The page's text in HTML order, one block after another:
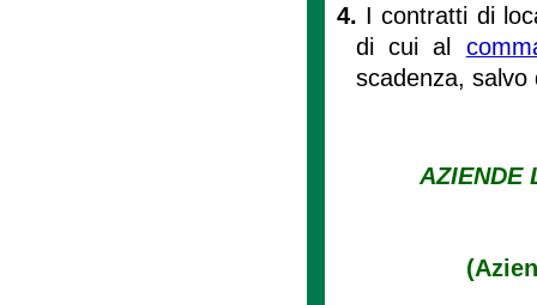
4. I contratti di
di cui al
scadenza, salvo
AZIENDE